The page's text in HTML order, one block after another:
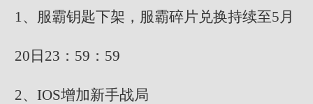
1、服霸钥匙下架，服霸碎片兑换持续至5月
20日23：59：59
2、IOS增加新手战局